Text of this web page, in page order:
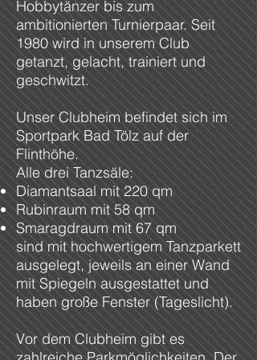
Hobbytänzer bis zum
ambitionierten Turnierpaar. Seit
1980 wird in unserem Club
getanzt, gelacht, trainiert und
geschwitzt.
Unser Clubheim befindet sich im
Sportpark Bad Tölz auf der
Flinthöhe.
Alle drei Tanzsäle:
Diamantsaal mit 220 qm
Rubinraum mit 58 qm
Smaragdraum mit 67 qm
sind mit hochwertigem Tanzparkett
ausgelegt, jeweils an einer Wand
mit Spiegeln ausgestattet und
haben große Fenster (Tageslicht).
Vor dem Clubheim gibt es